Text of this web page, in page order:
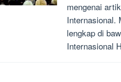
mengenai
Internasional.
lengkap di
Internasional